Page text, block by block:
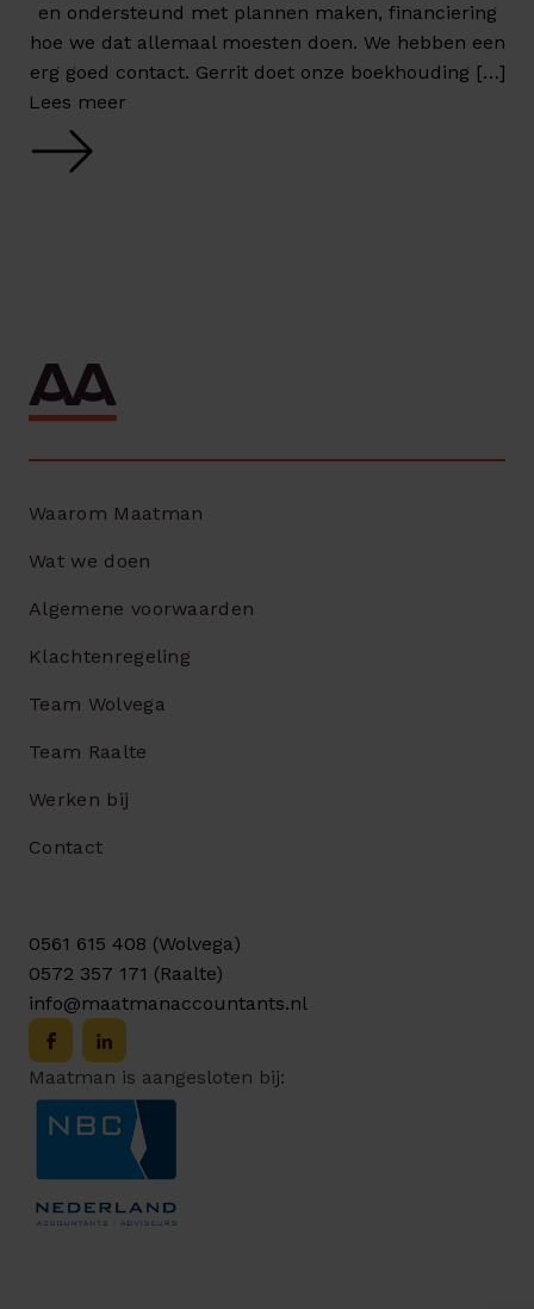
en ondersteund met plannen maken, financiering
hoe we dat allemaal moesten doen. We hebben een
erg goed contact. Gerrit doet onze boekhouding […]
Lees meer
Waarom Maatman
Wat we doen
Algemene voorwaarden
Klachtenregeling
Team Wolvega
Team Raalte
Werken bij
Contact
0561 615 408 (Wolvega)
0572 357 171 (Raalte)
info@maatmanaccountants.nl
Maatman is aangesloten bij: